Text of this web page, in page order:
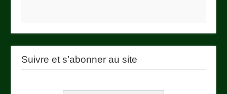
Suivre et s’abonner au site